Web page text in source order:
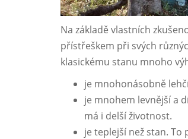
Na základě vlastních
přístřeškem při svých
klasickému stanu mnoho
je mnohonásobně
je mnohem levnější a
má i delší životnost.
je teplejší než stan. To